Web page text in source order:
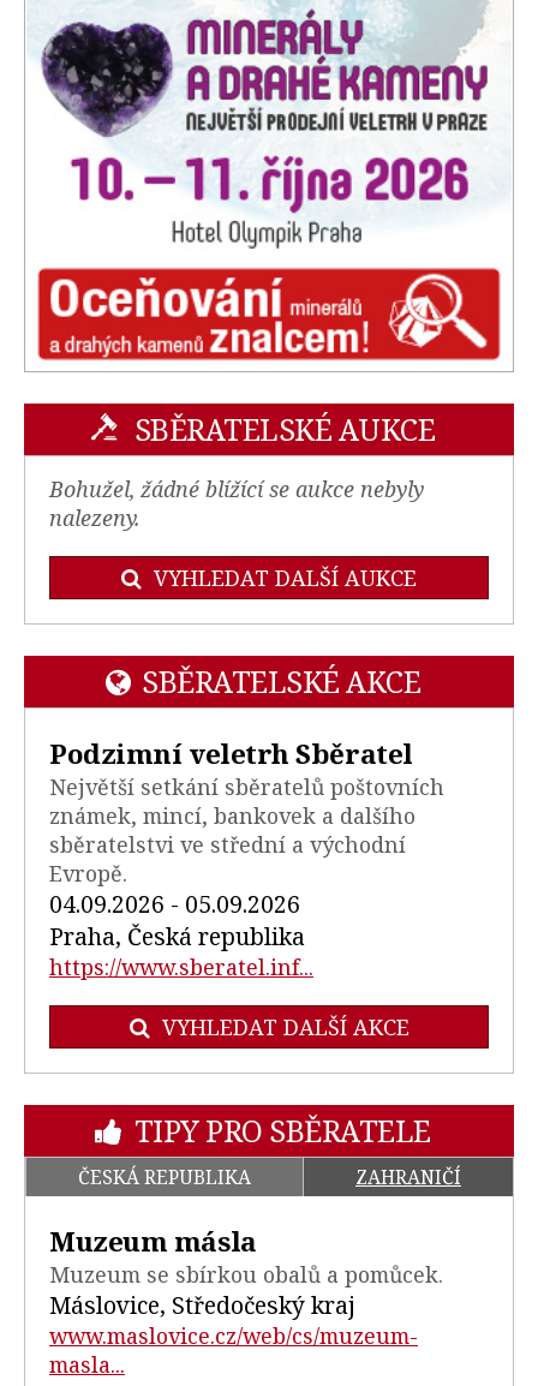
SBĚRATELSKÉ AUKCE
Bohužel, žádné blížící se aukce nebyly
nalezeny.
VYHLEDAT DALŠÍ AUKCE
SBĚRATELSKÉ AKCE
Podzimní veletrh Sběratel
Největší setkání sběratelů poštovních
známek, mincí, bankovek a dalšího
sběratelstvi ve střední a východní
Evropě.
04.09.2026 - 05.09.2026
Praha, Česká republika
https://www.sberatel.inf...
VYHLEDAT DALŠÍ AKCE
TIPY PRO SBĚRATELE
ČESKÁ REPUBLIKA ZAHRANIČÍ
Muzeum másla
Muzeum se sbírkou obalů a pomůcek.
Máslovice, Středočeský kraj
www.maslovice.cz/web/cs/muzeum-
masla...